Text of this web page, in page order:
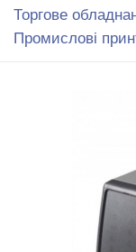
Торгове
Промислові